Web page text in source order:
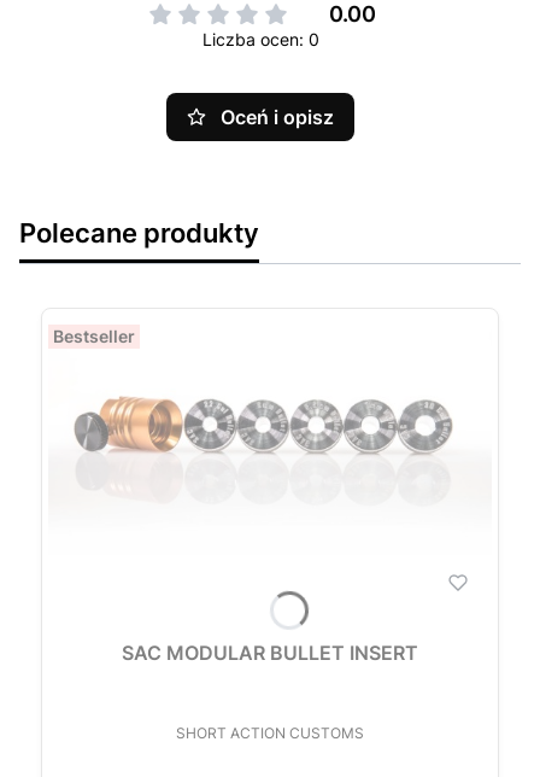
0.00
Liczba ocen: 0
Oceń i opisz
Polecane produkty
Bestseller
SAC MODULAR BULLET INSERT
PRODUCENT
SHORT ACTION CUSTOMS